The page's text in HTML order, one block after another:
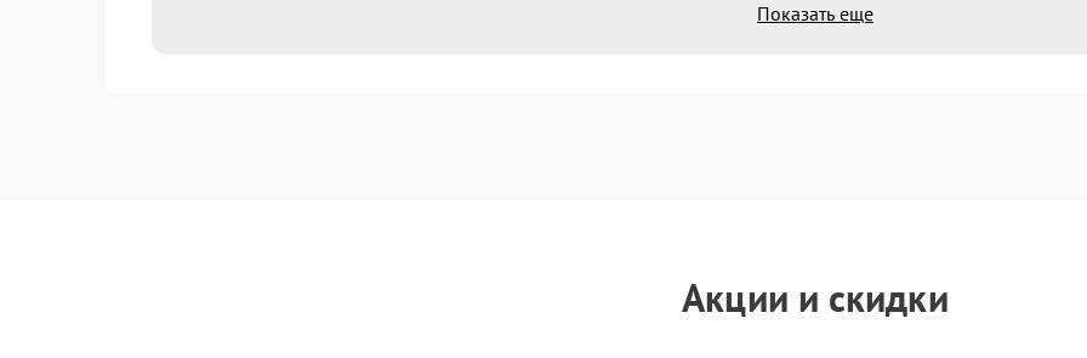
Показать еще
Акции и скидки